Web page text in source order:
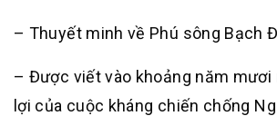
– Thuyết minh về Phú sông Bạch
– Được viết vào khoảng năm mươi
lợi của cuộc kháng chiến chống